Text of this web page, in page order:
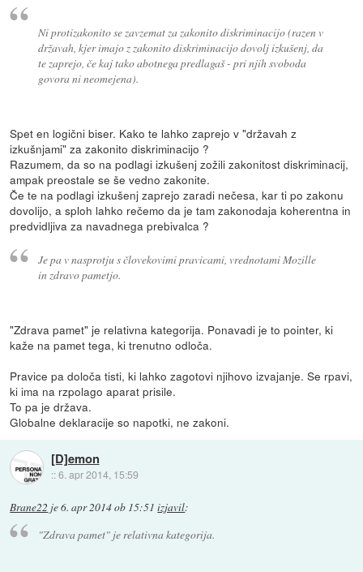
Ni protizakonito se zavzemat za zakonito diskriminacijo (razen v
državah, kjer imajo z zakonito diskriminacijo dovolj izkušenj, da
te zaprejo, če kaj tako abotnega predlagaš - pri njih svoboda
govora ni neomejena).
Spet en logični biser. Kako te lahko zaprejo v "državah z
izkušnjami" za zakonito diskriminacijo ?
Razumem, da so na podlagi izkušenj zožili zakonitost diskriminacij,
ampak preostale se še vedno zakonite.
Če te na podlagi izkušenj zaprejo zaradi nečesa, kar ti po zakonu
dovolijo, a sploh lahko rečemo da je tam zakonodaja koherentna in
predvidljiva za navadnega prebivalca ?
Je pa v nasprotju s človekovimi pravicami, vrednotami Mozille
in zdravo pametjo.
"Zdrava pamet" je relativna kategorija. Ponavadi je to pointer, ki
kaže na pamet tega, ki trenutno odloča.
Pravice pa določa tisti, ki lahko zagotovi njihovo izvajanje. Se rpavi,
ki ima na rzpolago aparat prisile.
To pa je država.
Globalne deklaracije so napotki, ne zakoni.
[D]emon
::6. apr 2014, 15:59
Brane22 je6. apr 2014 ob 15:51 izjavil:
"Zdrava pamet" je relativna kategorija.